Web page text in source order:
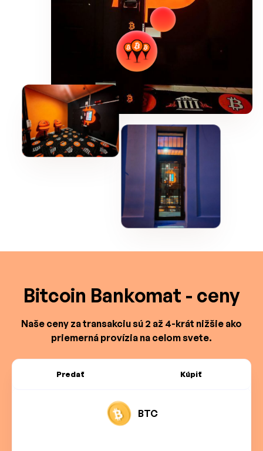
Bitcoin Bankomat - ceny
Naše ceny za transakciu sú 2 až 4-krát nižšie ako
priemerná provízia na celom svete.
Predať Kúpiť
BTC